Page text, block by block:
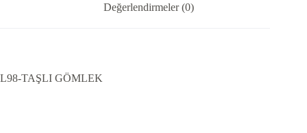
Değerlendirmeler (0)
L98-TAŞLI GÖMLEK